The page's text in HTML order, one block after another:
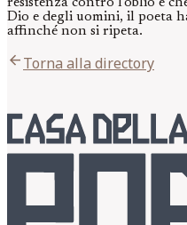
resistenza contro l'oblio e
Dio e degli uomini, il poeta
affinché non si ripeta.
arrow_backTorna alla directory